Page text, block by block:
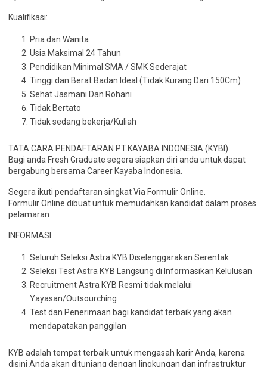
Kualifikasi:
Pria dan Wanita
Usia Maksimal 24 Tahun
Pendidikan Minimal SMA / SMK Sederajat
Tinggi dan Berat Badan Ideal (Tidak Kurang Dari 150Cm)
Sehat Jasmani Dan Rohani
Tidak Bertato
Tidak sedang bekerja/Kuliah
TATA CARA PENDAFTARAN PT.KAYABA INDONESIA (KYBI)
Bagi anda Fresh Graduate segera siapkan diri anda untuk dapat
bergabung bersama Career Kayaba Indonesia.
Segera ikuti pendaftaran singkat Via Formulir Online.
Formulir Online dibuat untuk memudahkan kandidat dalam proses
pelamaran
INFORMASI :
Seluruh Seleksi Astra KYB Diselenggarakan Serentak
Seleksi Test Astra KYB Langsung di Informasikan Kelulusan
Recruitment Astra KYB Resmi tidak melalui
Yayasan/Outsourching
Test dan Penerimaan bagi kandidat terbaik yang akan
mendapatakan panggilan
KYB adalah tempat terbaik untuk mengasah karir Anda, karena
disini Anda akan ditunjang dengan lingkungan dan infrastruktur